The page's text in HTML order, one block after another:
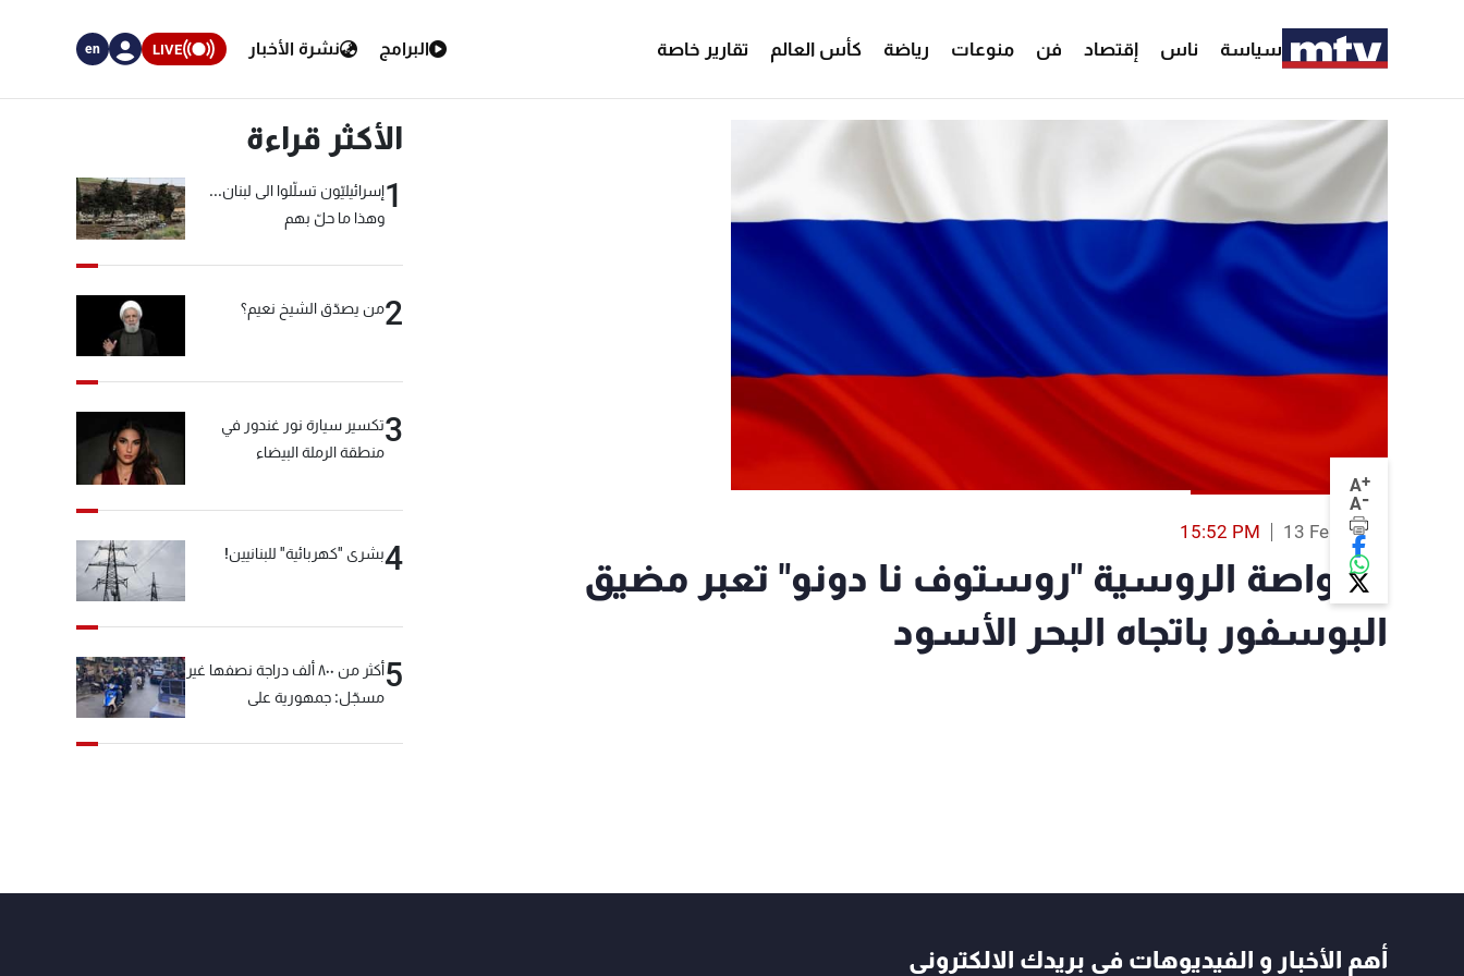
سياسة ناس إقتصاد فن منوعات رياضة كأس العالم تقارير خاصة البرامج نشرة الأخبار LIVE
en
A+
A-
13 Feb 2022
15:52 PM
الغواصة الروسية "روستوف نا دونو" تعبر مضيق
البوسفور باتجاه البحر الأسود
الأكثر قراءة
1إسرائيليّون تسلّلوا الى لبنان...
وهذا ما حلّ بهم
2من يصدّق الشيخ نعيم؟
3تكسير سيارة نور غندور في
منطقة الرملة البيضاء
4بشرى "كهربائية" للبنانيين!
5
أكثر من ٨٠٠ ألف دراجة نصفها غير
مسجّل: جمهورية على
أهم الأخبار و الفيديوهات في بريدك الالكتروني